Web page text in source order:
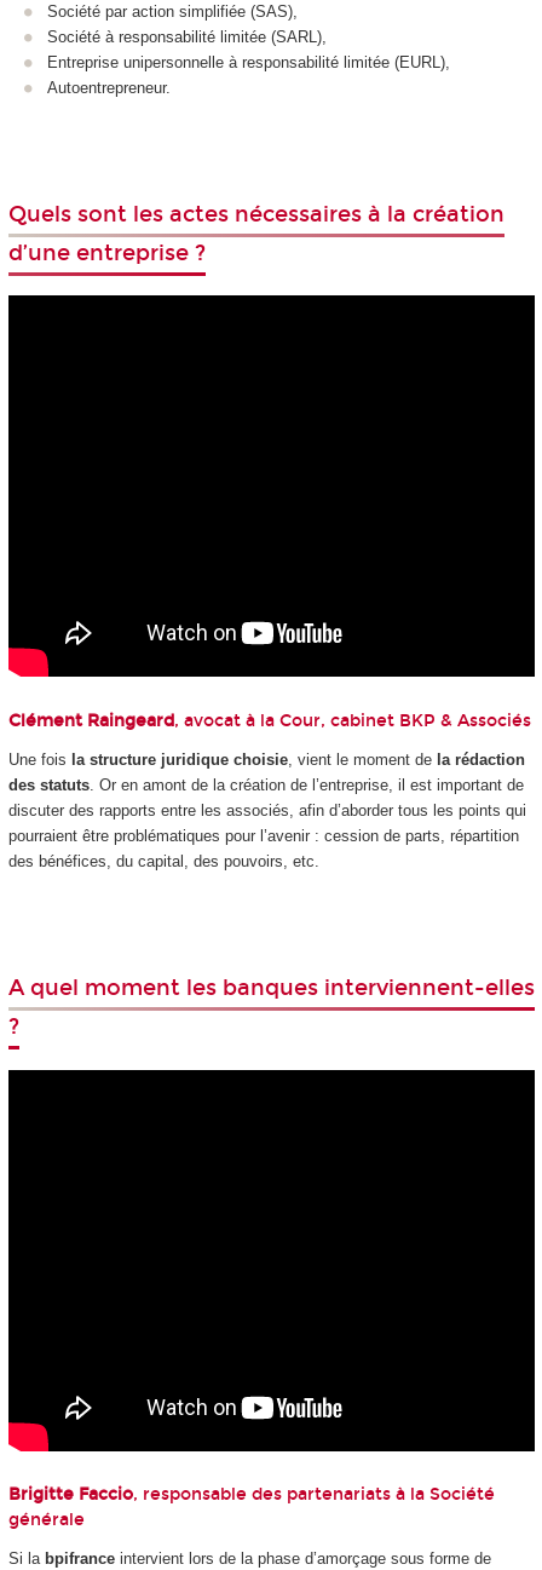
Société par action simplifiée (SAS),
Société à responsabilité limitée (SARL),
Entreprise unipersonnelle à responsabilité limitée (EURL),
Autoentrepreneur.
Quels sont les actes nécessaires à la création
d’une entreprise ?
Clément Raingeard, avocat à la Cour, cabinet BKP & Associés
Une fois la structure juridique choisie, vient le moment de la rédaction
des statuts. Or en amont de la création de l’entreprise, il est important de
discuter des rapports entre les associés, afin d’aborder tous les points qui
pourraient être problématiques pour l’avenir : cession de parts, répartition
des bénéfices, du capital, des pouvoirs, etc.
A quel moment les banques interviennent-elles
?
Brigitte Faccio, responsable des partenariats à la Société
générale
Si la bpifranceintervient lors de la phase d’amorçage sous forme de